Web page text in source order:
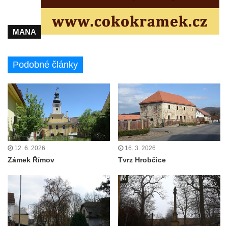
Zámek Jílové
Zámek Ohrada (Muzeum lesnictví,
myslivosti a rybářství)
Podještědí
Zámek Starý Hrozňatov (hrad Kingsberg)
Zámek Sokolov (Falkenau)
Zámek Jindřichovice
Zámek Náchod
Zámek Přerov nad Labem
MANA
Podobné články
12. 6. 2026
Zámek Římov
16. 3. 2026
Tvrz Hrobčice